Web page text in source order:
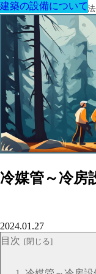
建築に関する用語と関連法
冷媒管～冷房
建築の設備について
2024.01.27
目次
建築の設備について
建築の設備について
建築の設備について
建築の設備について
建築の設備について
建築の設備について